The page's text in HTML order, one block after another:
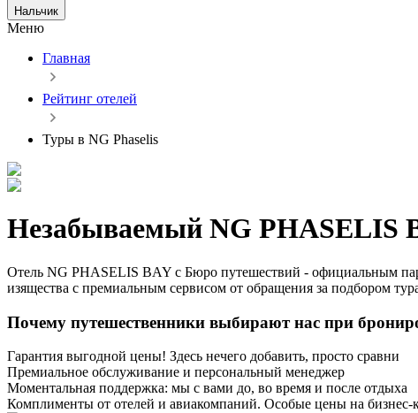
Нальчик
Меню
Главная
Рейтинг отелей
Туры в NG Phaselis
Незабываемый NG PHASELIS
Отель NG PHASELIS BAY с Бюро путешествий - официальным
изящества с премиальным сервисом от обращения за подбором
Почему путешественники выбирают нас при
Гарантия выгодной цены! Здесь нечего добавить, просто сравни
Премиальное обслуживание и персональный менеджер
Моментальная поддержка: мы с вами до, во время и после отдыха
Комплименты от отелей и авиакомпаний. Особые цены на бизнес-